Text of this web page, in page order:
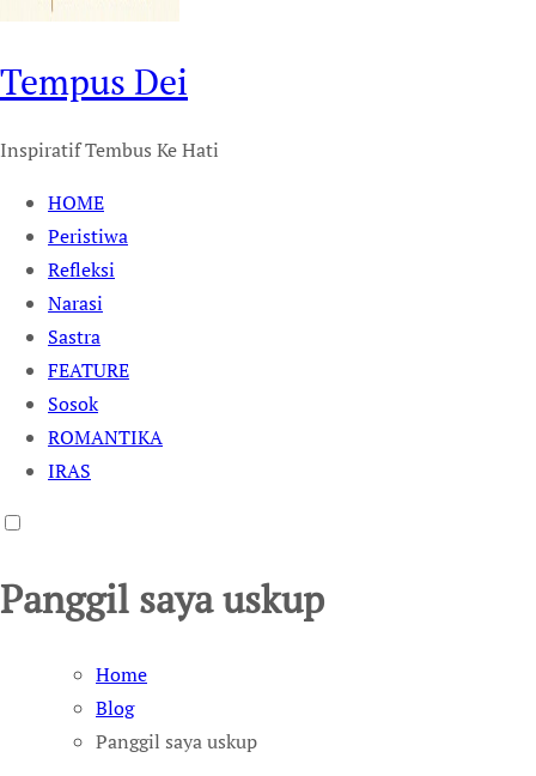
Tempus Dei
Inspiratif Tembus Ke Hati
HOME
Peristiwa
Refleksi
Narasi
Sastra
FEATURE
Sosok
ROMANTIKA
IRAS
Panggil saya uskup
Home
Blog
Panggil saya uskup